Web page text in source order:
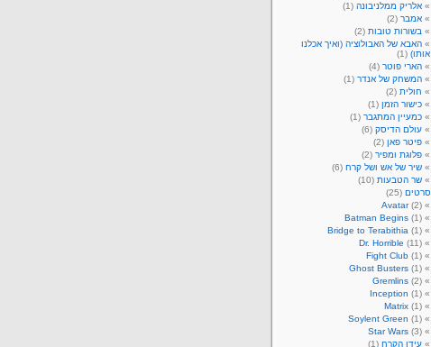
אלריק ממלניבונה (1)
אמבר (2)
בשורות טובות (2)
האבא של האבולוציה (ואיך אכלנו
אותו) (1)
הארי פוטר (4)
המשחק של אנדר (1)
חולית (2)
כישור הזמן (1)
כמעיין המתגבר (1)
עולם הדיסק (6)
פיטר פאן (2)
פלוגת ומפיר (2)
שיר של אש ושל קרח (6)
שר הטבעות (10)
סרטים (25)
Avatar(2)
Batman Begins (1)
Bridge to Terabithia (1)
Dr. Horrible (11)
Fight Club (1)
Ghost Busters (1)
Gremlins (2)
Inception (1)
Matrix (1)
Soylent Green (1)
Star Wars (3)
עידן הקרח (1)